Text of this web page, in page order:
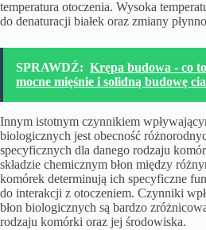
temperatura otoczenia. Wysoka
do denaturacji białek oraz zmiany
SPRAWDŹ: Krępa budowa - co
mocne mięśnie i solidną budowę
Innym istotnym czynnikiem
biologicznych jest obecność
specyficznych dla danego rodzaju
składzie chemicznym błon między
komórek determinują ich specyficzne
do interakcji z otoczeniem. Czynniki
błon biologicznych są bardzo
rodzaju komórki oraz jej środowiska.